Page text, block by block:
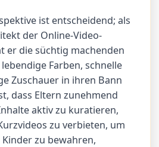
ist entscheidend; als
der Online-Video-
er die süchtig machenden
Farben, schnelle
Zuschauer in ihren Bann
dass Eltern zunehmend
aktiv zu kuratieren,
zu verbieten, um
zu bewahren,